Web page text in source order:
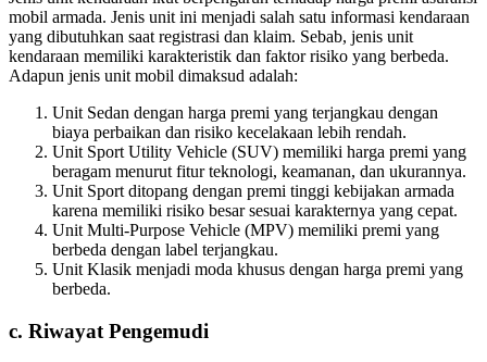
mobil armada. Jenis unit ini menjadi salah satu informasi kendaraan
yang dibutuhkan saat registrasi dan klaim. Sebab, jenis unit
kendaraan memiliki karakteristik dan faktor risiko yang berbeda.
Adapun jenis unit mobil dimaksud adalah:
Unit Sedan dengan harga premi yang terjangkau dengan
biaya perbaikan dan risiko kecelakaan lebih rendah.
Unit Sport Utility Vehicle (SUV) memiliki harga premi yang
beragam menurut fitur teknologi, keamanan, dan ukurannya.
Unit Sport ditopang dengan premi tinggi kebijakan armada
karena memiliki risiko besar sesuai karakternya yang cepat.
Unit Multi-Purpose Vehicle (MPV) memiliki premi yang
berbeda dengan label terjangkau.
Unit Klasik menjadi moda khusus dengan harga premi yang
berbeda.
c. Riwayat Pengemudi